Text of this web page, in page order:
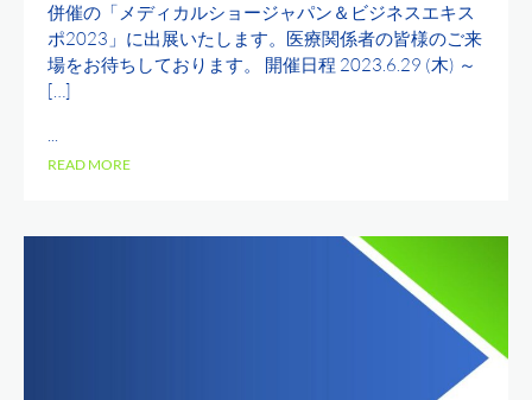
併催の「メディカルショージャパン＆ビジネスエキス
ポ2023」に出展いたします。医療関係者の皆様のご来
場をお待ちしております。 開催日程 2023.6.29 (木) ～
[…]
READ MORE